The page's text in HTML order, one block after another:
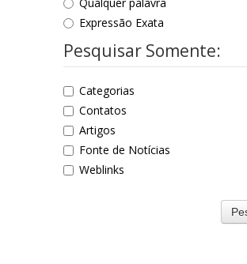
Expressão Exata
Pesquisar Somente:
Categorias
Contatos
Artigos
Fonte de Notícias
Weblinks